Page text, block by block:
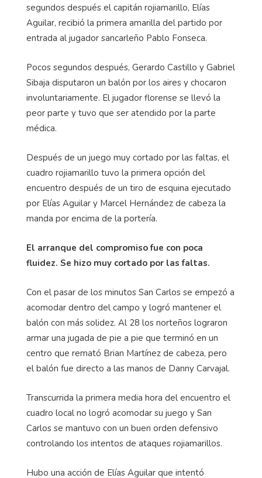
segundos después el capitán rojiamarillo, Elías
Aguilar, recibió la primera amarilla del partido por
entrada al jugador sancarleño Pablo Fonseca.
Pocos segundos después, Gerardo Castillo y Gabriel
Sibaja disputaron un balón por los aires y chocaron
involuntariamente. El jugador florense se llevó la
peor parte y tuvo que ser atendido por la parte
médica.
Después de un juego muy cortado por las faltas, el
cuadro rojiamarillo tuvo la primera opción del
encuentro después de un tiro de esquina ejecutado
por Elías Aguilar y Marcel Hernández de cabeza la
manda por encima de la portería.
El arranque del compromiso fue con poca
fluidez. Se hizo muy cortado por las faltas.
Con el pasar de los minutos San Carlos se empezó a
acomodar dentro del campo y logró mantener el
balón con más solidez. Al 28 los norteños lograron
armar una jugada de pie a pie que terminó en un
centro que remató Brian Martínez de cabeza, pero
el balón fue directo a las manos de Danny Carvajal.
Transcurrida la primera media hora del encuentro el
cuadro local no logró acomodar su juego y San
Carlos se mantuvo con un buen orden defensivo
controlando los intentos de ataques rojiamarillos.
Hubo una acción de Elías Aguilar que intentó